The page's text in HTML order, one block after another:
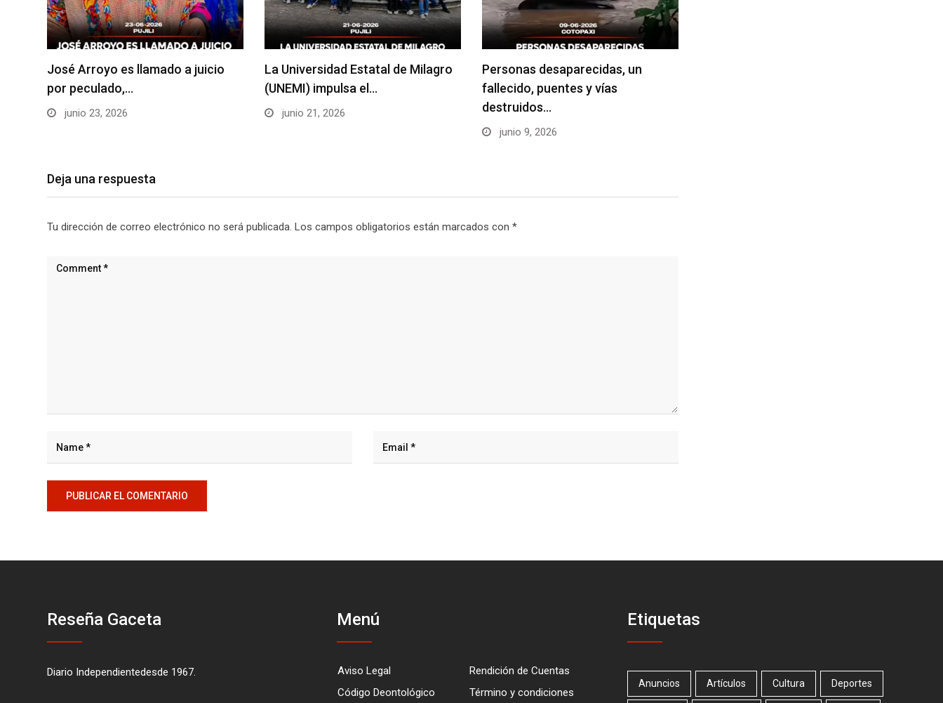
José Arroyo es llamado a juicio
por peculado,…
junio 23, 2026
La Universidad Estatal de Milagro
(UNEMI) impulsa el…
junio 21, 2026
Personas desaparecidas, un
fallecido, puentes y vías
destruidos…
junio 9, 2026
Deja una respuesta
Tu dirección de correo electrónico no será publicada. Los campos obligatorios están marcados con *
Reseña Gaceta
Diario Independientedesde 1967.
Menú
Aviso Legal
Rendición de Cuentas
Código Deontológico
Término y condiciones
Etiquetas
Anuncios Artículos Cultura Deportes